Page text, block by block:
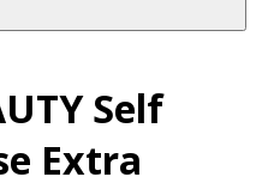
Self
Extra